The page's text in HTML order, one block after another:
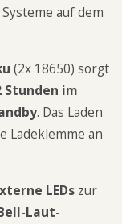
auf dem
(2x 18650) sorgt
Stunden im
. Das Laden
Ladeklemme an
LEDs zur
Laut-